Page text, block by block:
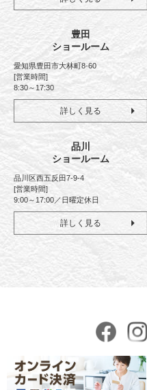
豊田
ショールーム
愛知県豊田市大林町8-60
[営業時間]
8:30～17:30
詳しく見る
品川
ショールーム
品川区西五反田7-9-4
[営業時間]
9:00～17:00／日曜定休日
詳しく見る